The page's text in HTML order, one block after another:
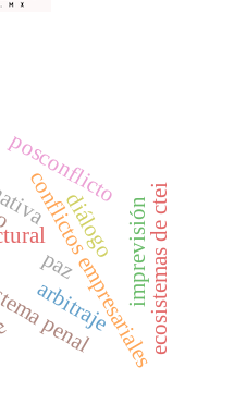
arbitraje
conflictos empresarialesecosistemas de ctei
posconflicto
diálogo
penal
imprevisión
paz